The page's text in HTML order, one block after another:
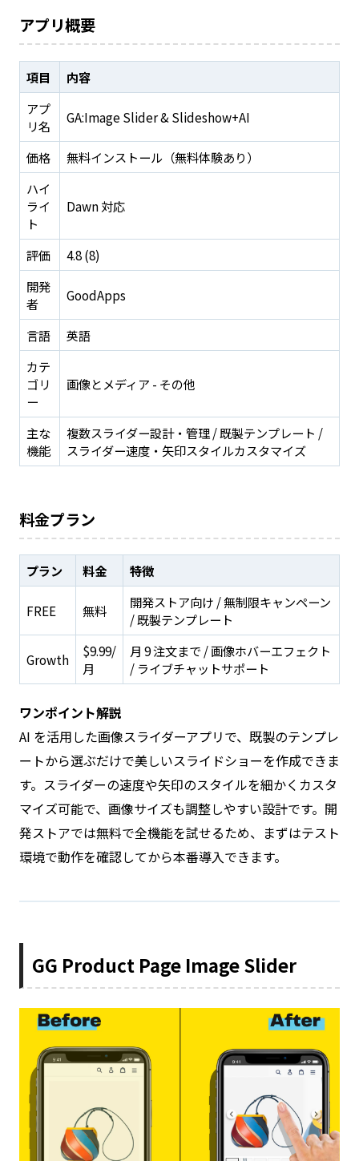
アプリ概要
項目
内容
アプ
リ名
GA:Image Slider & Slideshow+AI
価格
無料インストール（無料体験あり）
ハイ
ライ
ト
Dawn 対応
評価
4.8 (8)
開発
者
GoodApps
言語
英語
カテ
ゴリ
ー
画像とメディア - その他
主な
機能
複数スライダー設計・管理 / 既製テンプレート /
スライダー速度・矢印スタイルカスタマイズ
料金プラン
プラン 料金 特徴
FREE 無料
開発ストア向け / 無制限キャンペーン
/ 既製テンプレート
Growth
$9.99/
月
月 9 注文まで / 画像ホバーエフェクト
/ ライブチャットサポート
ワンポイント解説
AI を活用した画像スライダーアプリで、既製のテンプレ
ートから選ぶだけで美しいスライドショーを作成できま
す。スライダーの速度や矢印のスタイルを細かくカスタ
マイズ可能で、画像サイズも調整しやすい設計です。開
発ストアでは無料で全機能を試せるため、まずはテスト
環境で動作を確認してから本番導入できます。
GG Product Page Image Slider